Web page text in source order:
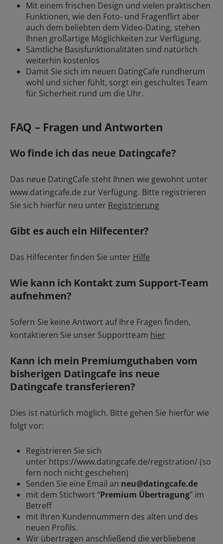
Mit einem frischen Design und vielen praktischen
Funktionen, wie den Foto- und Fragenflirt aber
auch dem beliebten dem Video-Dating, stehen
Ihnen großartige Möglichkeiten zur Verfügung.
Sämtliche Basisfunktionalitäten sind natürlich
weiterhin kostenlos
Damit Sie sich im neuen DatingCafe rundherum
wohl und sicher fühlt, sorgt ein geschultes Team
für Sicherheit rund um die Uhr.
FAQ – Fragen und Antworten
Wo finde ich das neue Datingcafe?
Das neue DatingCafe steht Ihnen wie gewohnt unter
www.datingcafe.de zur Verfügung. Bitte registrieren
Sie sich hierfür neu unter Registrierung
Gibt es auch ein Hilfecenter?
Das Hilfecenter finden Sie unter Hilfe
Wie kann ich Kontakt zum Support-Team
aufnehmen?
Sofern Sie keine Antwort auf Ihre Fragen finden,
kontaktieren Sie unser Supportteam hier
Kann ich mein Premiumguthaben vom
bisherigen Datingcafe ins neue
Datingcafe transferieren?
Dies ist natürlich möglich. Bitte gehen Sie hierfür wie
folgt vor:
Registrieren Sie sich
unter https://www.datingcafe.de/registration/(so
fern noch nicht geschehen)
Senden Sie eine Email an neu@datingcafe.de
mit dem Stichwort “Premium Übertragung” im
Betreff
mit Ihren Kundennummern des alten und des
neuen Profils.
Wir übertragen anschließend die verbliebene